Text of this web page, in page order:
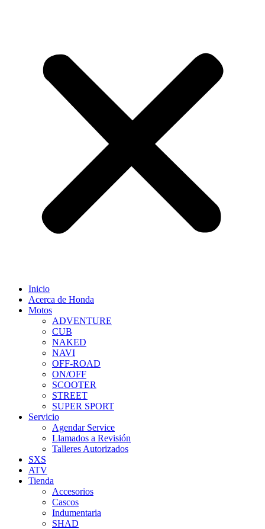
Inicio
Acerca de Honda
Motos
ADVENTURE
CUB
NAKED
NAVI
OFF-ROAD
ON/OFF
SCOOTER
STREET
SUPER SPORT
Servicio
Agendar Service
Llamados a Revisión
Talleres Autorizados
SXS
ATV
Tienda
Accesorios
Cascos
Indumentaria
SHAD